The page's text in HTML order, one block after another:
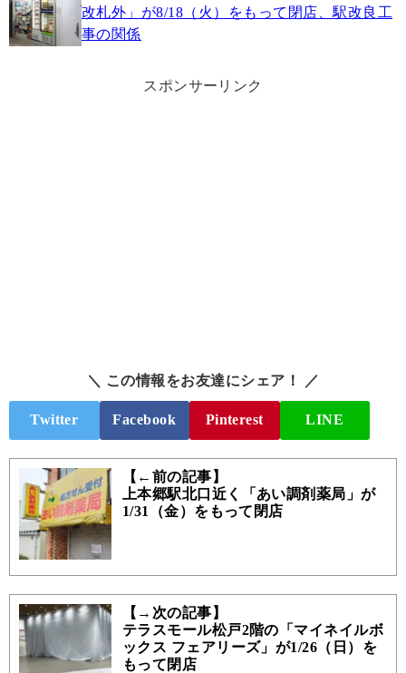
改札外」が8/18（火）をもって閉店、駅改良工
事の関係
スポンサーリンク
＼ この情報をお友達にシェア！ ／
Twitter Facebook Pinterest LINE
【←前の記事】
上本郷駅北口近く「あい調剤薬局」が
1/31（金）をもって閉店
【→次の記事】
テラスモール松戸2階の「マイネイルボ
ックス フェアリーズ」が1/26（日）を
もって閉店